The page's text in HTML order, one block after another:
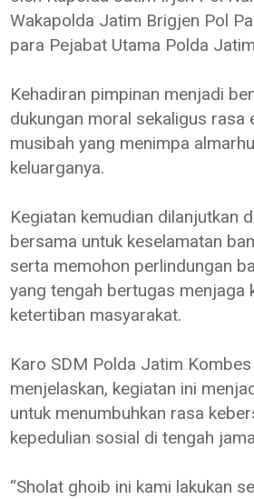
Wakapolda Jatim Brigjen Pol
para Pejabat Utama Polda
Kehadiran pimpinan menjadi
dukungan moral sekaligus rasa
musibah yang menimpa
keluarganya.
Kegiatan kemudian dilanjutkan
bersama untuk keselamatan
serta memohon perlindungan
yang tengah bertugas menjaga
ketertiban masyarakat.
Karo SDM Polda Jatim
menjelaskan, kegiatan ini
untuk menumbuhkan rasa
kepedulian sosial di tengah
“Sholat ghoib ini kami lakukan